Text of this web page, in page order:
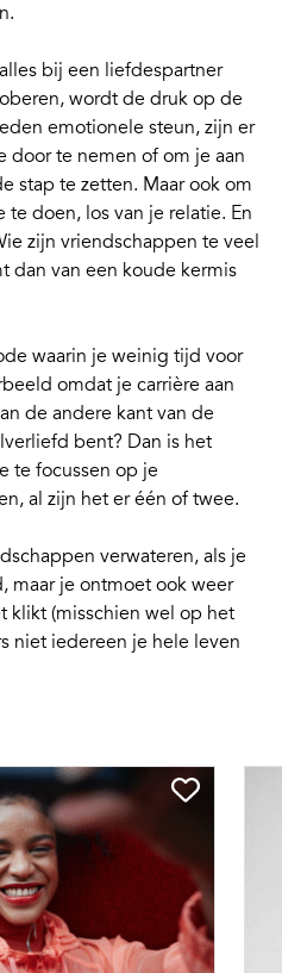
bij een liefdespartner
wordt de druk op de
emotionele steun, zijn er
door te nemen of om je aan
stap te zetten. Maar ook om
te doen, los van je relatie. En
zijn vriendschappen te veel
dan van een koude kermis
waarin je weinig tijd voor
omdat je carrière aan
de andere kant van de
bent? Dan is het
te focussen op je
al zijn het er één of twee.
verwateren, als je
maar je ontmoet ook weer
klikt (misschien wel op het
niet iedereen je hele leven